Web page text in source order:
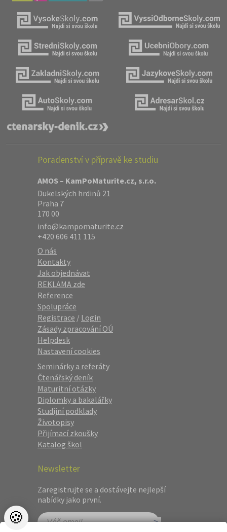
Poradenství v přípravě ke studiu
AMOS – KamPoMaturite.cz, s.r.o.
Dukelských hrdinů 21
Praha 7
170 00
info@kampomaturite.cz
+420 606 411 115
O nás
Kontakty
Jak objednávat
REKLAMA zde
Reference
Spolupráce
Registrace / Login
Zásady zpracování OÚ
Helpdesk
Nastavení cookies
Seminárky a referáty
Čtenářský deník
Maturitní otázky
Diplomky a bakalářky
Studijní podklady
Životopisy
Přijímací zkoušky
Katalog škol
Newsletter
Zaregistrujte se a dostávejte nejlepší
nabídky jako první.
🍪